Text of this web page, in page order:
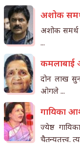
अशोक
अशोक समर्थ
...
दोन लाख
ओगले ...
गा‌यिका
ज्येष्ठ
चैतन्यतत्त्व.